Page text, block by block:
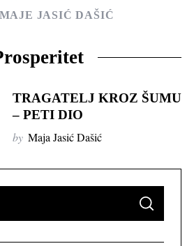
JASIĆ DAŠIĆ
TRAGATELJ KROZ ŠUMU
– PETI DIO
by Maja Jasić Dašić
S
A
C